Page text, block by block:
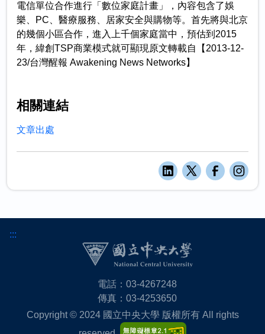
電信單位合作進行「數位家庭計畫」，內容包含了娛
樂、PC、醫療服務、居家安全與購物等。首先將與北京
的幾個小區合作，進入上千個家庭當中，預估到2015
年，緯創TSP商業模式就可顯現原文轉載自【2013-12-
23/台灣醒報 Awakening News Networks】
相關連結
文章出處
:::
電話：03-4267248
傳真：03-4253650
Copyright © 2024 國立中央大學 版權所有 All rights